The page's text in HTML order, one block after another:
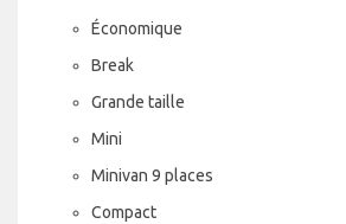
Économique
Break
Grande taille
Mini
Minivan 9 places
Compact